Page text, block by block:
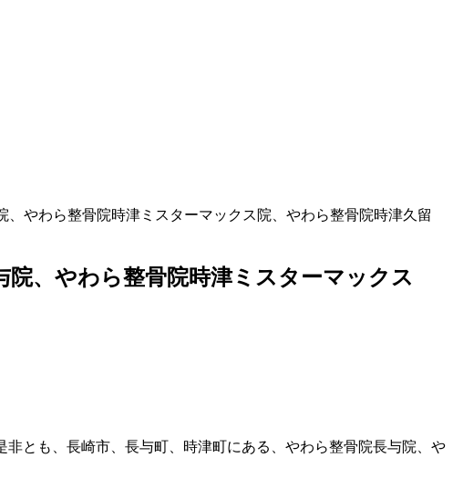
やわら整骨院時津ミスターマックス院、やわら整骨院時津久留
、やわら整骨院時津ミスターマックス
とも、長崎市、長与町、時津町にある、やわら整骨院長与院、や